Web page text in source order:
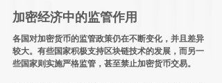
加密经济中的监管作用
各国对加密货币的监管政策仍在不断变化，并且差异
较大。有些国家积极支持区块链技术的发展，而另一
些国家则实施严格监管，甚至禁止加密货币交易。